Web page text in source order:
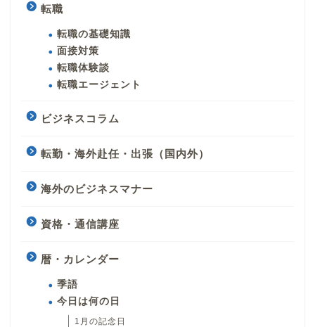
転職
転職の基礎知識
面接対策
転職体験談
転職エージェント
ビジネスコラム
転勤・海外赴任・出張（国内外）
海外のビジネスマナー
資格・通信講座
暦・カレンダー
季語
今日は何の日
1月の記念日